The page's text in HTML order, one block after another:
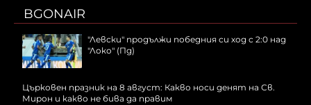
BGONAIR
"Левски" продължи победния си ход с 2:0 над
"Локо" (Пд)
Църковен празник на 8 август: Какво носи денят на Св.
Мирон и какво не бива да правим